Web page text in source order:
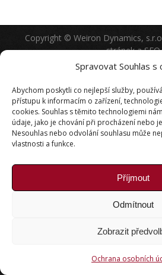
Spravovat Souhlas s
Abychom poskytli co nejlepší služby,
přístupu k informacím o zařízení,
cookies. Souhlas s těmito technologiemi
údaje, jako je chování při procházení nebo
Nesouhlas nebo odvolání souhlasu může
vlastnosti a funkce.
Příjmout
Odmítnout
Zobrazit
Ochrana osobních
Copyright © Weiron Dynamics,
stránekaSEO